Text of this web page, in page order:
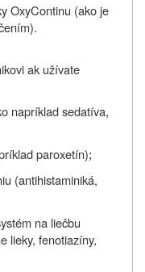
OxyContinu (ako je
ak užívate
napríklad sedatíva,
paroxetín);
(antihistaminiká,
na liečbu
lieky, fenotiazíny,